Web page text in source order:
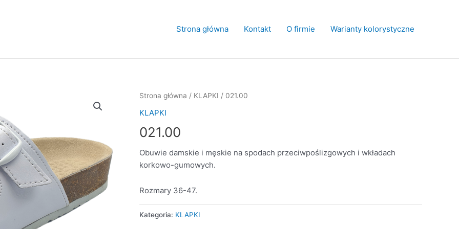
Strona główna Kontakt O firmie Warianty kolorystyczne
Strona główna / KLAPKI / 021.00
KLAPKI
021.00
Obuwie damskie i męskie na spodach przeciwpoślizgowych i wkładach
korkowo-gumowych.
Rozmary 36-47.
Kategoria: KLAPKI